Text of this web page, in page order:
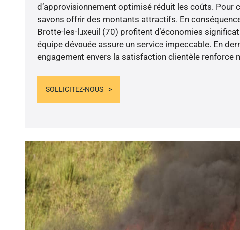
d’approvisionnement optimisé réduit les coûts. Pour
savons offrir des montants attractifs. En
Brotte-les-luxeuil (70) profitent d’économies
équipe dévouée assure un service impeccable. En
engagement envers la satisfaction clientèle renforce
SOLLICITEZ-NOUS